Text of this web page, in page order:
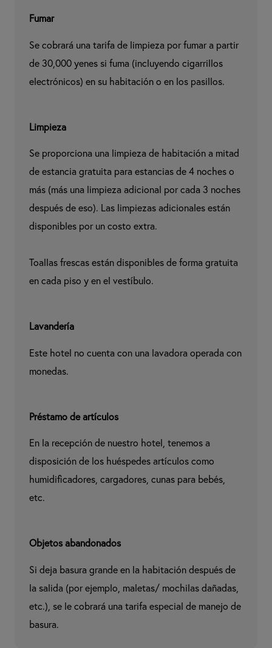
Fumar
Se cobrará una tarifa de limpieza por fumar a partir
de 30,000 yenes si fuma (incluyendo cigarrillos
electrónicos) en su habitación o en los pasillos.
Limpieza
Se proporciona una limpieza de habitación a mitad
de estancia gratuita para estancias de 4 noches o
más (más una limpieza adicional por cada 3 noches
después de eso). Las limpiezas adicionales están
disponibles por un costo extra.
Toallas frescas están disponibles de forma gratuita
en cada piso y en el vestíbulo.
Lavandería
Este hotel no cuenta con una lavadora operada con
monedas.
Préstamo de artículos
En la recepción de nuestro hotel, tenemos a
disposición de los huéspedes artículos como
humidificadores, cargadores, cunas para bebés,
etc.
Objetos abandonados
Si deja basura grande en la habitación después de
la salida (por ejemplo, maletas/ mochilas dañadas,
etc.), se le cobrará una tarifa especial de manejo de
basura.